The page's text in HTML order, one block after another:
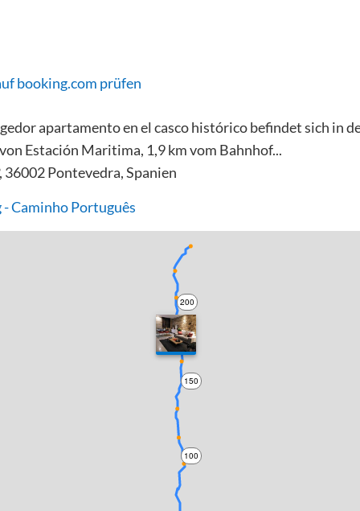
booking.com prüfen
apartamento en el casco histórico befindet sich in
Estación Maritima, 1,9 km vom Bahnhof...
36002 Pontevedra, Spanien
- Caminho Português
100
150
200